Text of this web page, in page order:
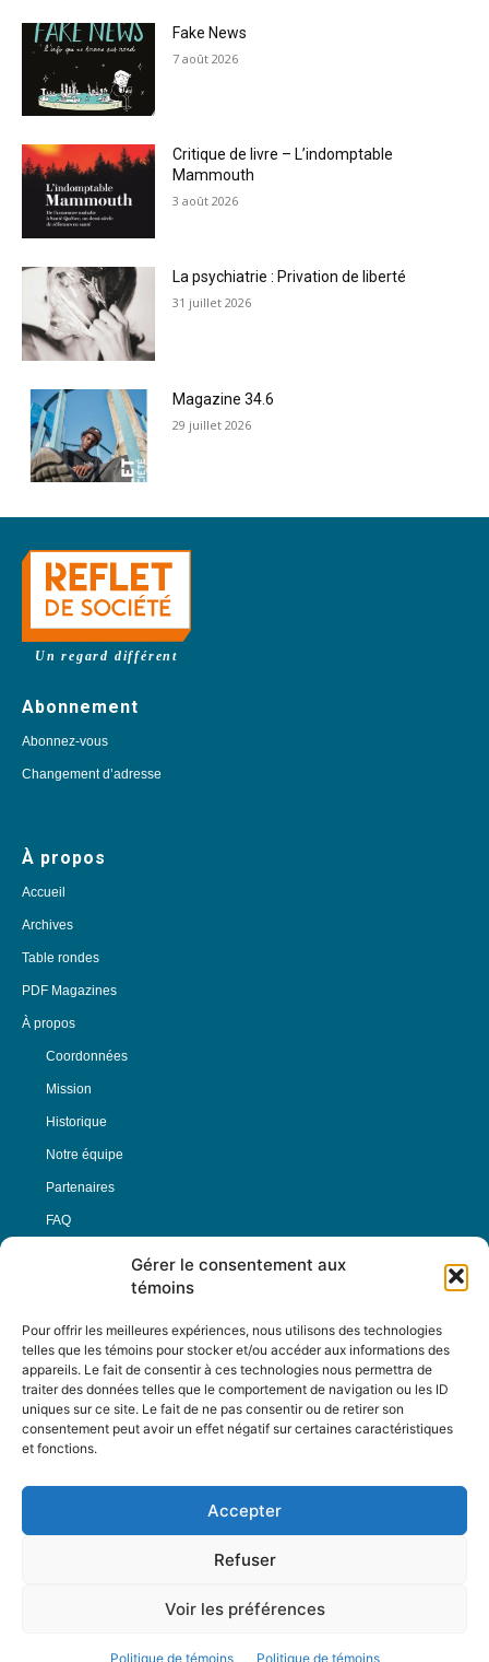
Gérer le consentement aux
témoins
Pour offrir les meilleures expériences, nous utilisons des technologies
telles que les témoins pour stocker et/ou accéder aux informations des
appareils. Le fait de consentir à ces technologies nous permettra de
traiter des données telles que le comportement de navigation ou les ID
uniques sur ce site. Le fait de ne pas consentir ou de retirer son
consentement peut avoir un effet négatif sur certaines caractéristiques
et fonctions.
Accepter
Refuser
Voir les préférences
Politique de témoins Politique de témoins
Fake News
7 août 2026
Critique de livre – L’indomptable
Mammouth
3 août 2026
La psychiatrie : Privation de liberté
31 juillet 2026
Magazine 34.6
29 juillet 2026
Un regard différent
Abonnement
Abonnez-vous
Changement d’adresse
À propos
Accueil
Archives
Table rondes
PDF Magazines
À propos
Coordonnées
Mission
Historique
Notre équipe
Partenaires
FAQ
Nous Suivre
Contactez-nous :
12-3894 rue Sainte-Catherine Est,